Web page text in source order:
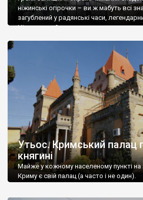
ніжинські огірочки – ви ж мабуть всі
загублений у радянські часи,
Ніжин греки?
Утьос. Кримський палац
княгині
Майже у кожному населеному пункті на
Криму є свій палац (а часто і не один).